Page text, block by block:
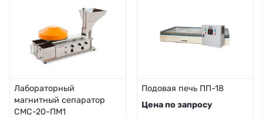
Лабораторный
магнитный сепаратор
СМС-20-ПМ1
Подовая печь ПП-18
Цена по запросу